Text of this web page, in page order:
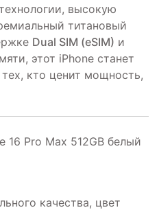
высокую
титановый
Dual SIM (eSIM) и
этот iPhone станет
кто ценит мощность,
качества, цвет